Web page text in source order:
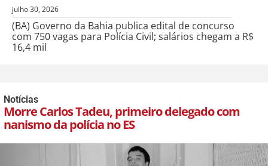
julho 30, 2026
(BA) Governo da Bahia publica edital de concurso
com 750 vagas para Polícia Civil; salários chegam a R$
16,4 mil
Notícias
Morre Carlos Tadeu, primeiro delegado com
nanismo da polícia no ES